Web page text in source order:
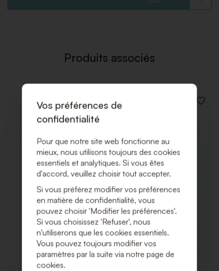
À
Produits associés
Vos préférences de
confidentialité
Pour que notre site web fonctionne au
mieux, nous utilisons toujours des cookies
essentiels et analytiques. Si vous êtes
d'accord, veuillez choisir tout accepter.
Si vous préférez modifier vos préférences
en matière de confidentialité, vous
pouvez choisir 'Modifier les préférences'.
Si vous choisissez 'Refuser', nous
n'utiliserons que les cookies essentiels.
Vous pouvez toujours modifier vos
paramètres par la suite via notre page de
cookies.